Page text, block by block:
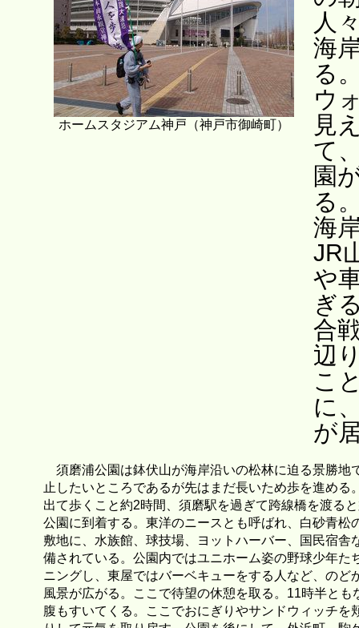
ホームスタジアム神戸（神戸市御崎町）
人
海
る
ウ
見
て
園
る
海
JR
や
ぎ
合
辺
こ
に
が
須磨浦公園は鉢伏山が海岸沿いの松林に迫る景勝地
止したいところであるが先はまだ長いため歩を進める
出て歩くこと約2時間、須磨駅を過ぎて跨線橋を渡る
公園に到着する。東洋のニースとも呼ばれ、白砂青松
敷地に、水族館、球技場、ヨットハーバー、国民宿舎
備されている。公園内ではユニホーム姿の野球少年た
ニングし、東屋ではバーベキューをする人など、のど
風景が広がる。ここで待望の休憩を取る。11時半とも
腹もすいてくる。ここでおにぎりやサンドウィッチを